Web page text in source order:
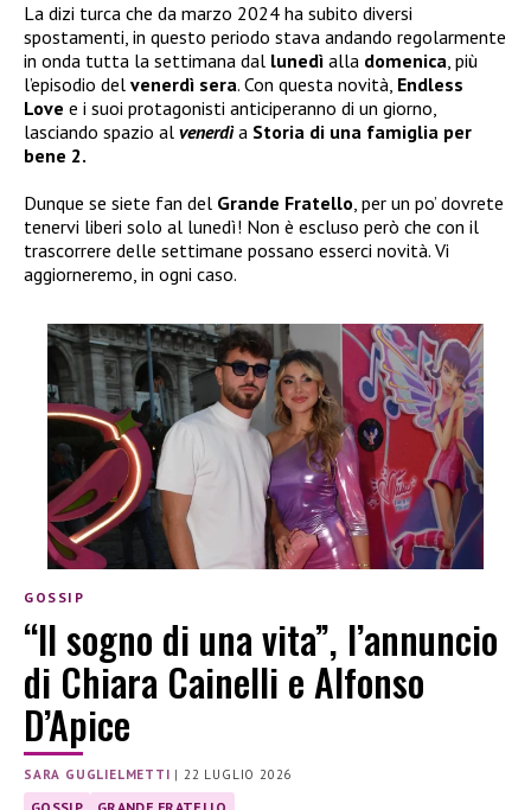
La dizi turca che da marzo 2024 ha subito diversi
spostamenti, in questo periodo stava andando regolarmente
in onda tutta la settimana dal lunedì alla domenica, più
l’episodio del venerdì sera. Con questa novità, Endless
Love e i suoi protagonisti anticiperanno di un giorno,
lasciando spazio al venerdìa Storia di una famiglia per
bene 2.
Dunque se siete fan del Grande Fratello, per un po’ dovrete
tenervi liberi solo al lunedì! Non è escluso però che con il
trascorrere delle settimane possano esserci novità. Vi
aggiorneremo, in ogni caso.
GOSSIP
“Il sogno di una vita”, l’annuncio
di Chiara Cainelli e Alfonso
D’Apice
SARA GUGLIELMETTI | 22 LUGLIO 2026